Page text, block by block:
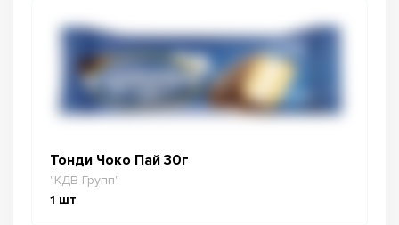
Тонди Чоко Пай 30г
"КДВ Групп"
1 шт